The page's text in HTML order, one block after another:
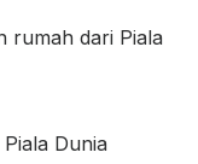
rumah dari Piala
Dunia